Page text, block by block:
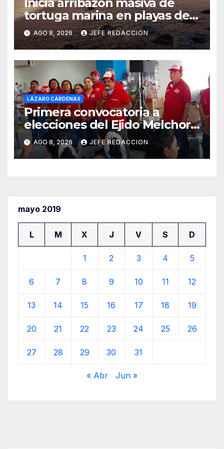
tortuga marina en playas de
Michoacán
AGO 8, 2026 JEFE REDACCION
LÁZARO CÁRDENAS
Primera convocatoria a
elecciones del Ejido Melchor
Ocampo en Lázaro Cárdenas
el domingo
AGO 8, 2026 JEFE REDACCION
mayo 2019
L M X J V S D
1 2 3 4 5
6 7 8 9 10 11 12
13 14 15 16 17 18 19
20 21 22 23 24 25 26
27 28 29 30 31
« Abr Jun »